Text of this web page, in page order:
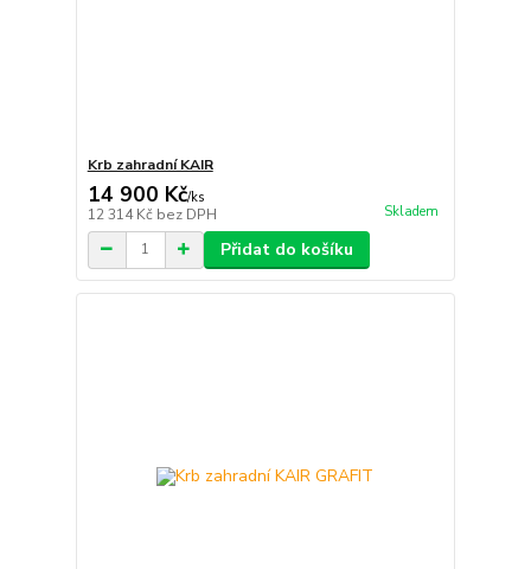
Krb zahradní KAIR
14 900 Kč/ks
12 314 Kč bez DPH Skladem
Přidat do košíku